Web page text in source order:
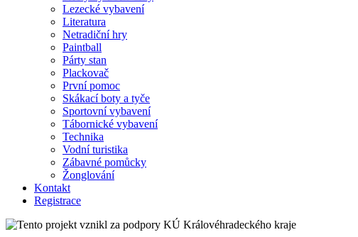
Lezecké vybavení
Literatura
Netradiční hry
Paintball
Párty stan
Plackovač
První pomoc
Skákací boty a tyče
Sportovní vybavení
Tábornické vybavení
Technika
Vodní turistika
Zábavné pomůcky
Žonglování
Kontakt
Registrace